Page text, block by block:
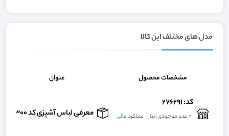
مدل های مختلف این کالا
مشخصات محصول عنوان
کد: 276291
0عدد موجودی انبار عملکردعالی معرفی لباس آشپزی کد 43300